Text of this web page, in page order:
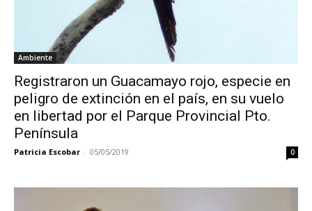
Ambiente
Registraron un Guacamayo rojo, especie en
peligro de extinción en el país, en su vuelo
en libertad por el Parque Provincial Pto.
Península
Patricia Escobar - 05/05/2019 0